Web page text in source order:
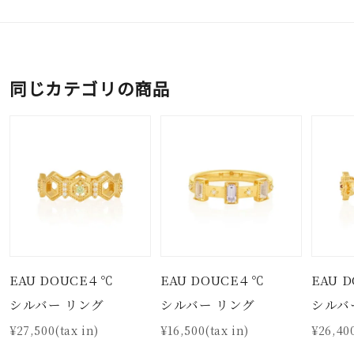
同じカテゴリの商品
EAU DOUCE４℃
シルバー リング
¥27,500(tax in)
EAU DOUCE４℃
シルバー リング
¥16,500(tax in)
EAU
シル